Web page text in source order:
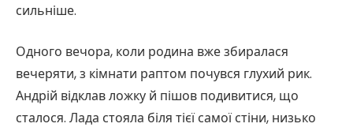
сильніше.
Одного вечора, коли родина вже збиралася
вечеряти, з кімнати раптом почувся глухий рик.
Андрій відклав ложку й пішов подивитися, що
сталося. Лада стояла біля тієї самої стіни, низько